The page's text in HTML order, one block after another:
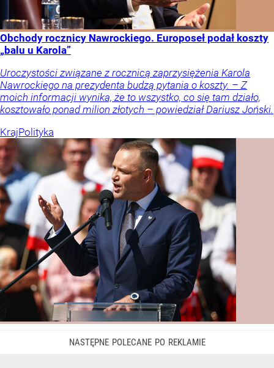
Obchody rocznicy Nawrockiego. Europoseł podał koszty
„balu u Karola”
Uroczystości związane z rocznicą zaprzysiężenia Karola
Nawrockiego na prezydenta budzą pytania o koszty. – Z
moich informacji wynika, że to wszystko, co się tam działo,
kosztowało ponad milion złotych – powiedział Dariusz Joński.
KrajPolityka